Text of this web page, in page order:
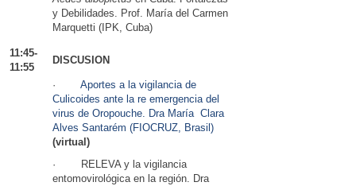
y Debilidades. Prof. María del Carmen
Marquetti (IPK, Cuba)
11:45-
11:55
DISCUSION
·
Aportes a la vigilancia de
Culicoides ante la re emergencia del
virus de Oropouche. Dra María Clara
Alves Santarém (FIOCRUZ, Brasil)
(virtual)
· RELEVA y la vigilancia
entomovirológica en la región. Dra